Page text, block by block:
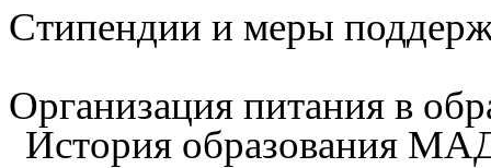
Стипендии и меры
Организация питания в
История образования